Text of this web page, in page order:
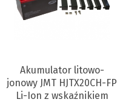
Akumulator litowo-
jonowy JMT HJTX20CH-FP
Li-Ion z wskaźnikiem